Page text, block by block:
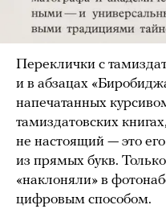
Переклички с
и в абзацах
напечатанных
тамиздатовских
не настоящий — это
из прямых букв.
«наклоняли» в
цифровым способом.